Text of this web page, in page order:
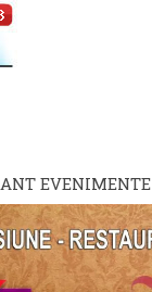
EVENIMENTE